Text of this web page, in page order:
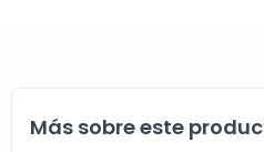
Más sobre este